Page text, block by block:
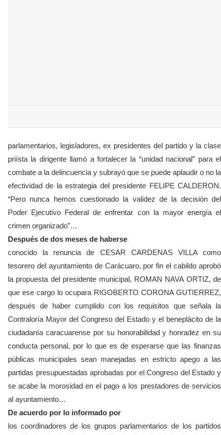
parlamentarios, legisladores, ex presidentes del partido y la clase
priísta la dirigente llamó a fortalecer la “unidad nacional” para el
combate a la delincuencia y subrayó que se puede aplaudir o no la
efectividad de la estrategia del presidente FELIPE CALDERON.
“Pero nunca hemos cuestionado la validez de la decisión del
Poder Ejecutivo Federal de enfrentar con la mayor energía el
crimen organizado”…
Después de dos meses de haberse
conocido la renuncia de CESAR CARDENAS VILLA como
tesorero del ayuntamiento de Carácuaro, por fin el cabildo aprobó
la propuesta del presidente municipal, ROMAN NAVA ORTIZ, de
que ese cargo lo ocupara RIGOBERTO CORONA GUTIERREZ,
después de haber cumplido con los requisitos que señala la
Contraloría Mayor del Congreso del Estado y el beneplácito de la
ciudadanía caracuarense por su honorabilidad y honradez en su
conducta personal, por lo que es de esperarse que las finanzas
públicas municipales sean manejadas en estricto apego a las
partidas presupuestadas aprobadas por el Congreso del Estado y
se acabe la morosidad en el pago a los prestadores de servicios
al ayuntamiento…
De acuerdo por lo informado por
los coordinadores de los grupos parlamentarios de los partidos